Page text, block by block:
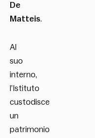
De
Matteis.
Al
suo
interno,
l’Istituto
custodisce
un
patrimonio